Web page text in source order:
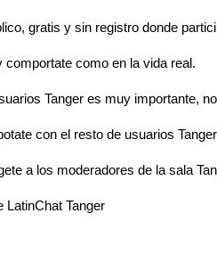
gratis y sin registro donde
comportate como en la vida real.
Tanger es muy importante,
con el resto de usuarios
a los moderadores de la sala
LatinChat Tanger